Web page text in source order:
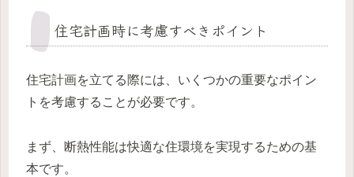
住宅計画時に考慮すべきポイント
住宅計画を立てる際には、いくつかの重要なポイン
トを考慮することが必要です。
まず、断熱性能は快適な住環境を実現するための基
本です。